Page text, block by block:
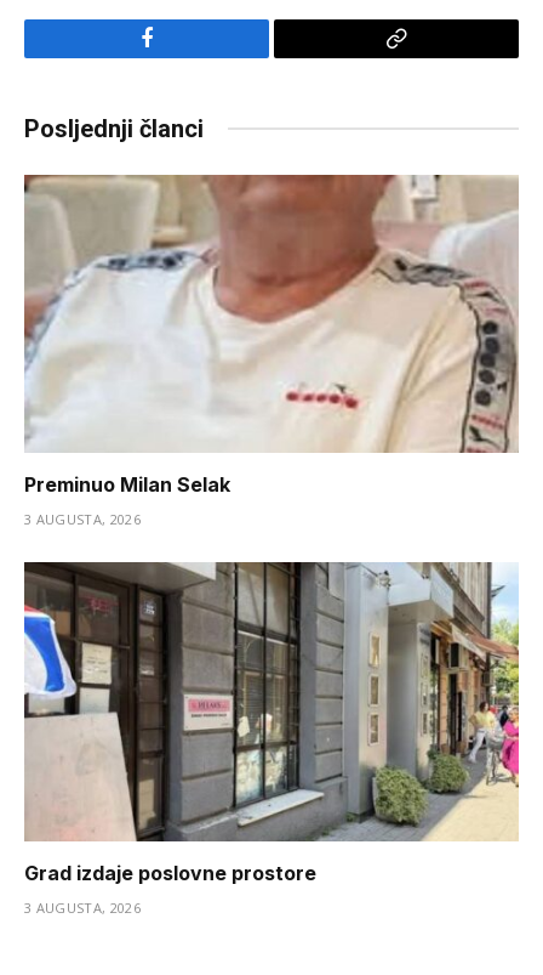
Facebook
Copy
Posljednji članci
Preminuo Milan Selak
3 AUGUSTA, 2026
Grad izdaje poslovne prostore
3 AUGUSTA, 2026